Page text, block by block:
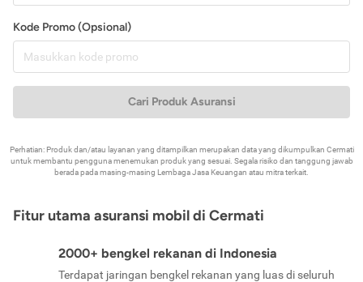
Kode Promo (Opsional)
Cari Produk Asuransi
Perhatian: Produk dan/atau layanan yang ditampilkan merupakan data yang dikumpulkan Cermati
untuk membantu pengguna menemukan produk yang sesuai. Segala risiko dan tanggung jawab
berada pada masing-masing Lembaga Jasa Keuangan atau mitra terkait.
Fitur utama asuransi mobil di Cermati
2000+ bengkel rekanan di Indonesia
Terdapat jaringan bengkel rekanan yang luas di seluruh